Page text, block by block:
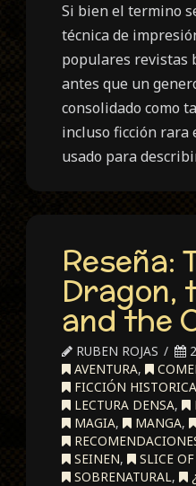
Si bien el termino
técnica de
populares revistas
antes que un
consolidado como
incluso ficción rara
usado para
Reseña:
Dragon,
and the
RUBEN ROJAS
AVENTURA,
FICCIÓN HISTORICA
LECTURA DENSA,
MAGIA, MANGA,
SEINEN, SLICE
SOBRENATURAL,